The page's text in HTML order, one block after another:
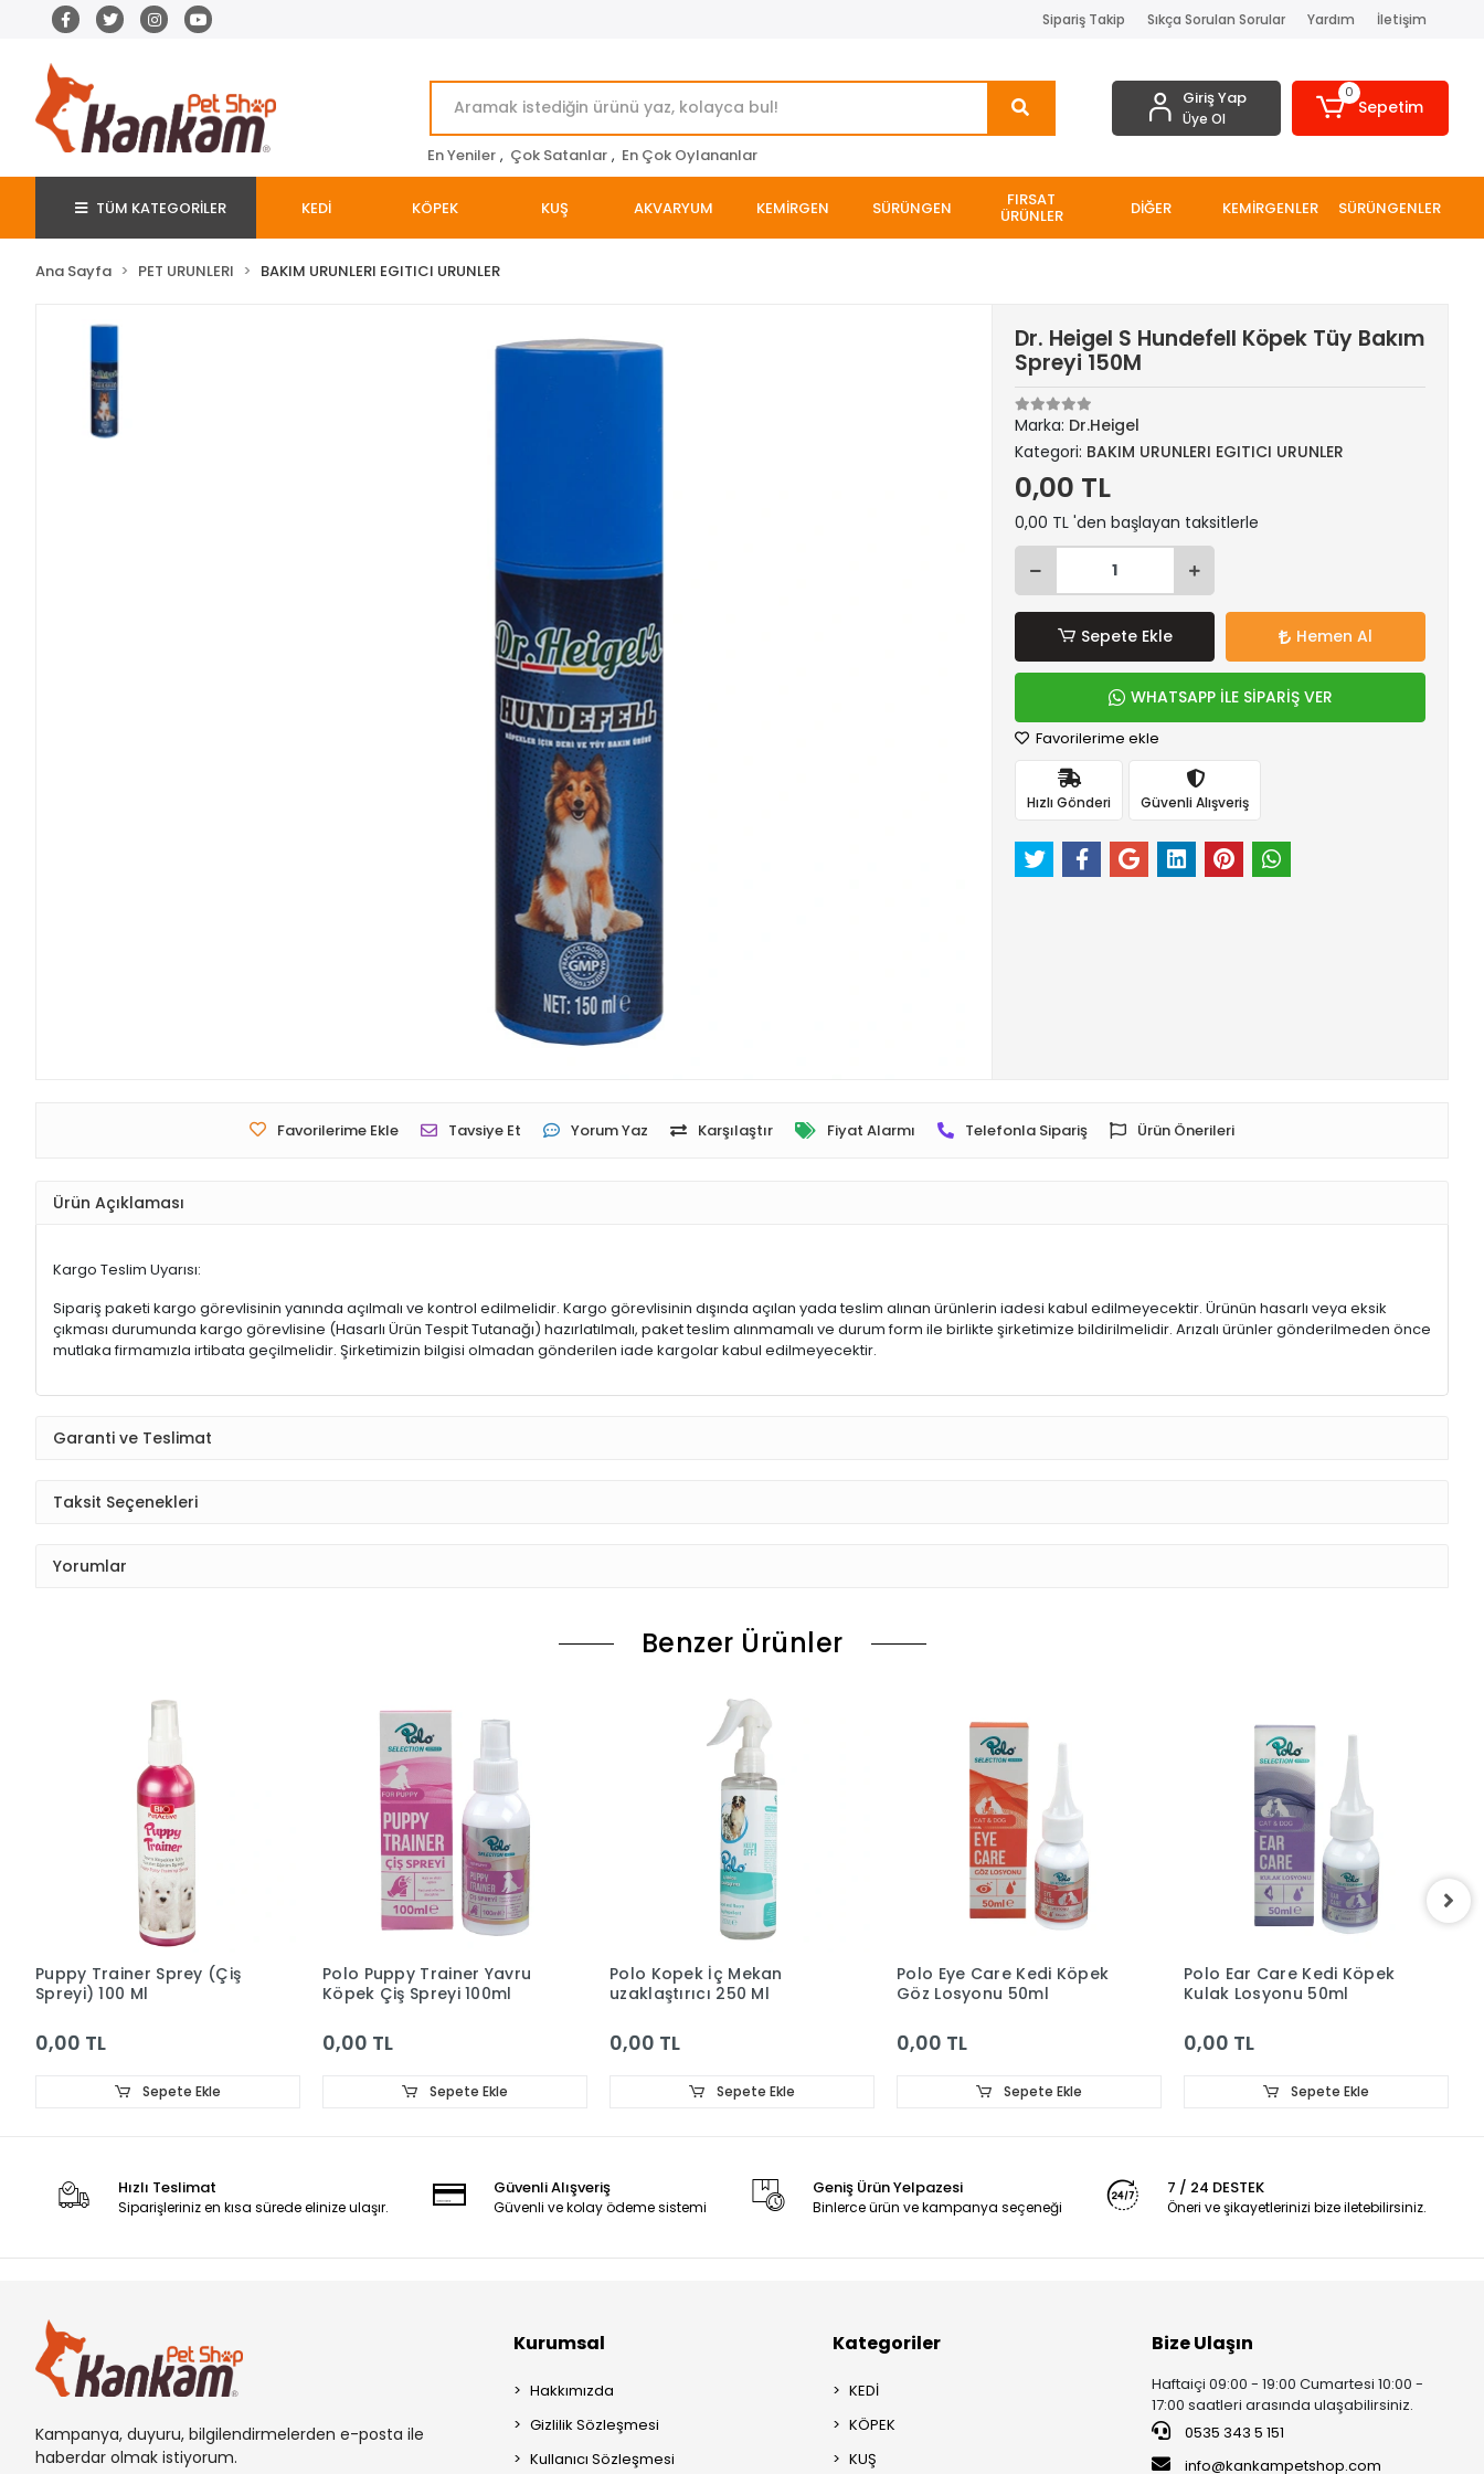
Sipariş Takip Sıkça Sorulan Sorular Yardım İletişim
En Yeniler , Çok Satanlar , En Çok Oylananlar
Giriş Yap
Üye Ol
0
Sepetim
TÜM KATEGORİLER KEDİ KÖPEK KUŞ AKVARYUM KEMİRGEN SÜRÜNGEN FIRSAT
ÜRÜNLER DİĞER KEMİRGENLER SÜRÜNGENLER
Ana Sayfa PET URUNLERI BAKIM URUNLERI EGITICI URUNLER
Dr. Heigel S Hundefell Köpek Tüy Bakım
Spreyi 150M
Marka: Dr.Heigel
Kategori: BAKIM URUNLERI EGITICI URUNLER
0,00 TL
0,00 TL 'den başlayan taksitlerle
Sepete Ekle Hemen Al
WHATSAPP İLE SİPARİŞ VER
Favorilerime ekle
Hızlı Gönderi Güvenli Alışveriş
Favorilerime Ekle Tavsiye Et Yorum Yaz Karşılaştır Fiyat Alarmı Telefonla Sipariş Ürün Önerileri
Ürün Açıklaması
Kargo Teslim Uyarısı:
Sipariş paketi kargo görevlisinin yanında açılmalı ve kontrol edilmelidir. Kargo görevlisinin dışında açılan yada teslim alınan ürünlerin iadesi kabul edilmeyecektir. Ürünün hasarlı veya eksik
çıkması durumunda kargo görevlisine (Hasarlı Ürün Tespit Tutanağı) hazırlatılmalı, paket teslim alınmamalı ve durum form ile birlikte şirketimize bildirilmelidir. Arızalı ürünler gönderilmeden önce
mutlaka firmamızla irtibata geçilmelidir. Şirketimizin bilgisi olmadan gönderilen iade kargolar kabul edilmeyecektir.
Garanti ve Teslimat
Taksit Seçenekleri
Yorumlar
Benzer Ürünler
Puppy Trainer Sprey (Çiş
Spreyi) 100 Ml
0,00 TL
Sepete Ekle
Polo Puppy Trainer Yavru
Köpek Çiş Spreyi 100ml
0,00 TL
Sepete Ekle
Polo Kopek İç Mekan
uzaklaştırıcı 250 Ml
0,00 TL
Sepete Ekle
Polo Eye Care Kedi Köpek
Göz Losyonu 50ml
0,00 TL
Sepete Ekle
Polo Ear Care Kedi Köpek
Kulak Losyonu 50ml
0,00 TL
Sepete Ekle
Hızlı Teslimat
Siparişleriniz en kısa sürede elinize ulaşır.
Güvenli Alışveriş
Güvenli ve kolay ödeme sistemi
Geniş Ürün Yelpazesi
Binlerce ürün ve kampanya seçeneği
7 / 24 DESTEK
Öneri ve şikayetlerinizi bize iletebilirsiniz.
Kampanya, duyuru, bilgilendirmelerden e-posta ile
haberdar olmak istiyorum.
Kurumsal
Hakkımızda
Gizlilik Sözleşmesi
Kullanıcı Sözleşmesi
Kategoriler
KEDİ
KÖPEK
KUŞ
Bize Ulaşın
Haftaiçi 09:00 - 19:00 Cumartesi 10:00 -
17:00 saatleri arasında ulaşabilirsiniz.
0535 343 5 151
info@kankampetshop.com